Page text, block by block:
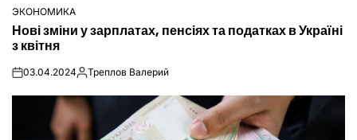
ОПУБЛІКУВАТИ
У
ЭКОНОМИКА
Нові зміни у зарплатах, пенсіях та податках в Україні
з квітня
on03.04.2024Опубліковано
Треплов Валерий